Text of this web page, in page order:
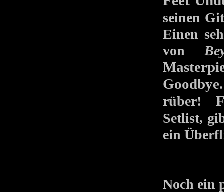
seinen
Einen
von
Goodbye
rüber!
Setlist,
ein
Noch ein